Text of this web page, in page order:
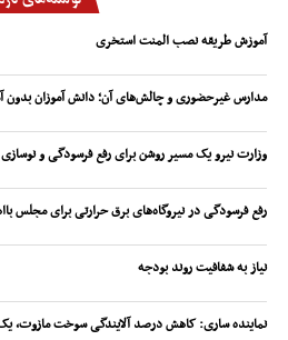
آموزش طریقه نصب المنت استخری
مدارس غیرحضوری و چالش‌های آن؛ دانش آموزان بدون
وزارت نیرو یک مسیر روشن برای رفع فرسودگی و نوسازی
رفع فرسودگی در نیروگاه‌های برق حرارتی برای مجلس
نیاز به شفافیت روند بودجه
نماینده ساری: کاهش درصد آلایندگی سوخت مازوت،